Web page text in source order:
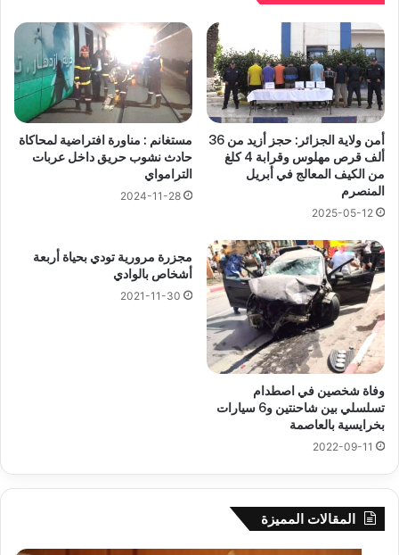
أمن ولاية الجزائر: حجز أزيد من 36
ألف قرص مهلوس وقرابة 4 كلغ
من الكيف المعالج في أبريل
المنصرم
2025-05-12
مستغانم : مناورة افتراضية لمحاكاة
حادث نشوب حريق داخل عربات
الترامواي
2024-11-28
وفاة شخصين في اصطدام
تسلسلي بين شاحنتين و6 سيارات
بخرايسية بالعاصمة
2022-09-11
مجزرة مرورية تودي بحياة أربعة
أشخاص بالوادي
2021-11-30
المقالات المميزة